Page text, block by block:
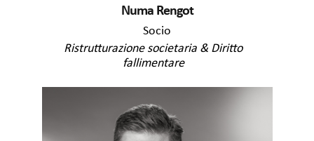
Numa Rengot
Socio
Ristrutturazione societaria & Diritto
fallimentare